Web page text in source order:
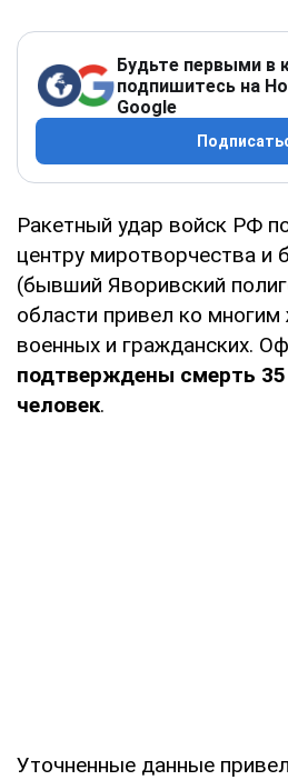
Будьте первыми в
подпишитесь на
Google
Ракетный удар войск РФ
центру миротворчества и
(бывший Яворивский
области привел ко
военных и гражданских.
подтверждены смерть 35
человек.
Уточненные данные